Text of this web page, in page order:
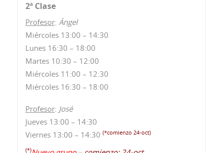
2ª Clase
Profesor: Ángel
Miércoles 13:00 – 14:30
Lunes 16:30 – 18:00
Martes 10:30 – 12:00
Miércoles 11:00 – 12:30
Miércoles 16:30 – 18:00
Profesor: José
Jueves 13:00 – 14:30
Viernes 13:00 – 14:30 (*comienzo 24-oct)
(*)